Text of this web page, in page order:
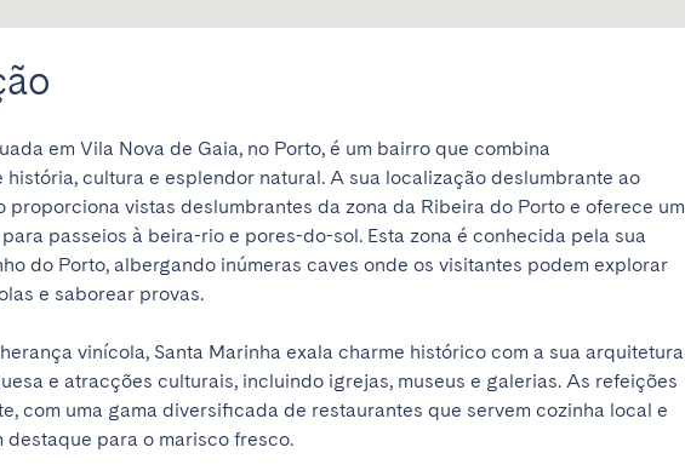
em Vila Nova de Gaia, no Porto, é um bairro que combina
história, cultura e esplendor natural. A sua localização deslumbrante ao
proporciona vistas deslumbrantes da zona da Ribeira do Porto e oferece um
passeios à beira-rio e pores-do-sol. Esta zona é conhecida pela sua
do Porto, albergando inúmeras caves onde os visitantes podem explorar
e saborear provas.
vinícola, Santa Marinha exala charme histórico com a sua arquitetura
e atracções culturais, incluindo igrejas, museus e galerias. As refeições
com uma gama diversificada de restaurantes que servem cozinha local e
destaque para o marisco fresco.